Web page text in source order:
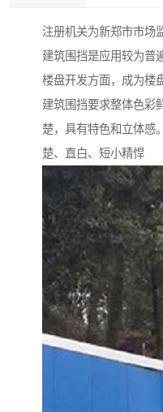
注册机关为新郑市市场
建筑围挡是应用较为普
楼盘开发方面，成为楼
建筑围挡要求整体色彩
楚，具有特色和立体感
楚、直白、短小精悍